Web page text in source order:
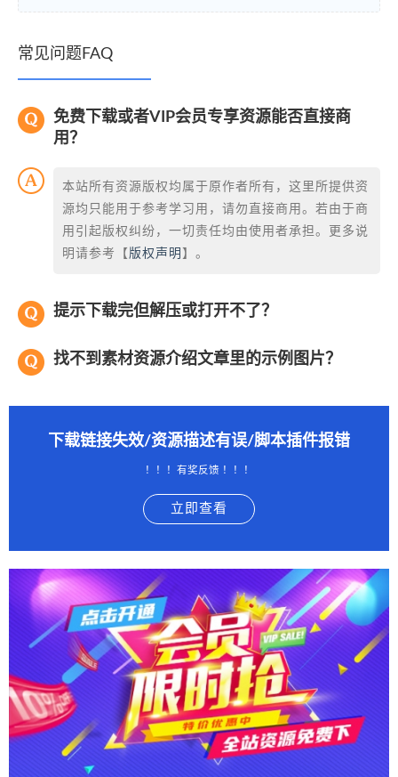
常见问题FAQ
免费下载或者VIP会员专享资源能否直接商
用？
本站所有资源版权均属于原作者所有，这里所提供资
源均只能用于参考学习用，请勿直接商用。若由于商
用引起版权纠纷，一切责任均由使用者承担。更多说
明请参考【 版权声明 】。
提示下载完但解压或打开不了？
找不到素材资源介绍文章里的示例图片？
下载链接失效/资源描述有误/脚本插件报错
！！！有奖反馈 ！！！
立即查看